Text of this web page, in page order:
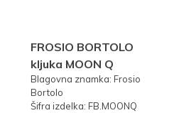
FROSIO BORTOLO
kljuka MOON Q
Blagovna znamka: Frosio
Bortolo
Šifra izdelka: FB.MOONQ